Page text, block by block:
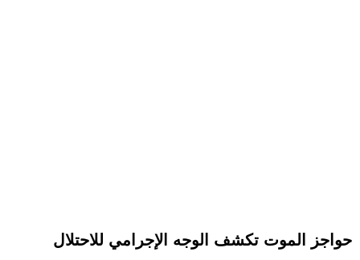
حواجز الموت تكشف الوجه الإجرامي للاحتلال